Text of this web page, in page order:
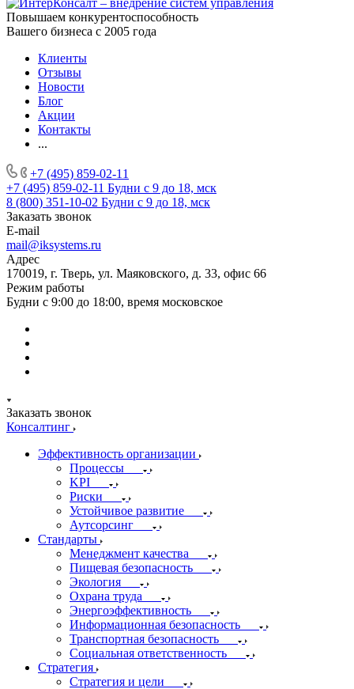
Повышаем конкурентоспособность
Вашего бизнеса с 2005 года
Клиенты
Отзывы
Новости
Блог
Акции
Контакты
...
+7 (495) 859-02-11
+7 (495) 859-02-11 Будни с 9 до 18, мск
8 (800) 351-10-02 Будни с 9 до 18, мск
Заказать звонок
E-mail
mail@iksystems.ru
Адрес
170019, г. Тверь, ул. Маяковского, д. 33, офис 66
Режим работы
Будни с 9:00 до 18:00, время московское
Заказать звонок
Консалтинг
Эффективность организации
Процессы
KPI
Риски
Устойчивое развитие
Аутсорсинг
Стандарты
Менеджмент качества
Пищевая безопасность
Экология
Охрана труда
Энергоэффективность
Информационная безопасность
Транспортная безопасность
Социальная ответственность
Стратегия
Стратегия и цели